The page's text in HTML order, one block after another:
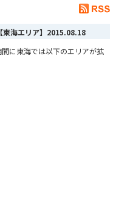
海エリア】 2015.08.18
に東海では以下のエリアが拡